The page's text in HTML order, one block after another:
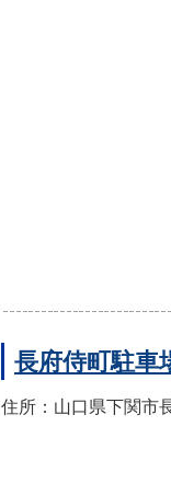
長府侍町駐車
住所：山口県下関市